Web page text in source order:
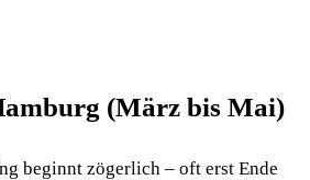
(März bis Mai)
beginnt zögerlich – oft erst Ende